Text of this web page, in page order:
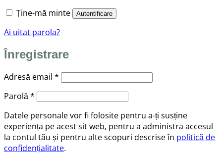
Ține-mă minte
Autentificare
Ai uitat parola?
Înregistrare
Adresă email * Obligatoriu
Parolă* Obligatoriu
Datele personale vor fi folosite pentru a-ți susține
experiența pe acest sit web, pentru a administra accesul
la contul tău și pentru alte scopuri descrise în politică de
confidențialitate.